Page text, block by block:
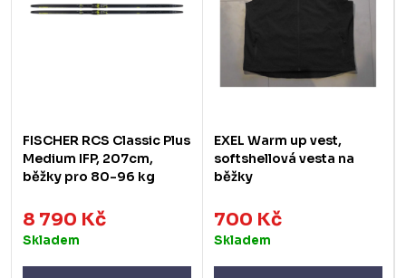
FISCHER RCS Classic Plus
Medium IFP, 207cm,
běžky pro 80-96 kg
8 790 Kč
Skladem
EXEL Warm up vest,
softshellová vesta na
běžky
700 Kč
Skladem